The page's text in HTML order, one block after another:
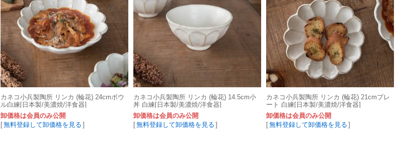
カネコ小兵製陶所 リンカ (輪花) 24cmボウ
ル白練[日本製/美濃焼/洋食器]
卸価格は会員のみ公開
[無料登録して卸価格を見る ]
カネコ小兵製陶所 リンカ (輪花) 14.5cm小
丼 白練[日本製/美濃焼/洋食器]
卸価格は会員のみ公開
[無料登録して卸価格を見る ]
カネコ小兵製陶所 リンカ (輪花) 21cmプレ
ート 白練[日本製/美濃焼/洋食器]
卸価格は会員のみ公開
[無料登録して卸価格を見る ]